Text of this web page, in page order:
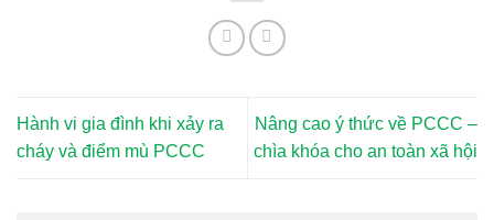
Hành vi gia đình khi xảy ra
cháy và điểm mù PCCC
Nâng cao ý thức về PCCC –
chìa khóa cho an toàn xã hội